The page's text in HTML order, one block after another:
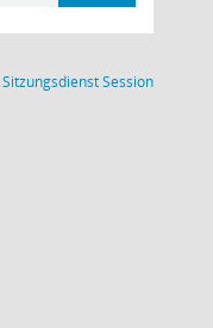
SitzungsdienstSession(Wird in